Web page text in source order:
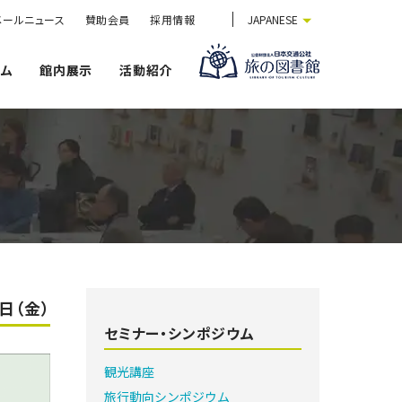
ールニュース 賛助会員 採用情報 JAPANESE
館内展示 活動紹介
金）
セミナー・シンポジウム
観光講座
旅行動向シンポジウム